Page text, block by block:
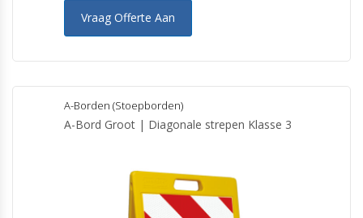
Vraag Offerte Aan
A-Borden (Stoepborden)
A-Bord Groot | Diagonale strepen Klasse 3